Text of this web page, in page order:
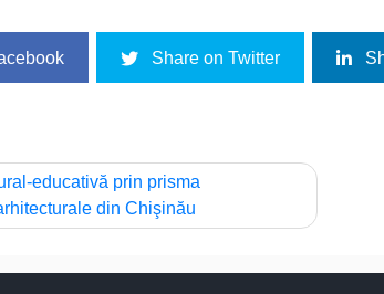
Share on Twitter
educativă prin prisma
din Chişinău